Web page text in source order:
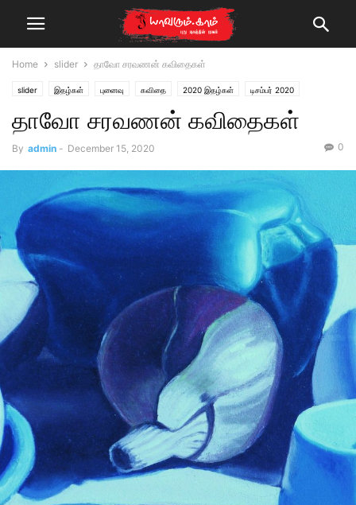
Home slider தாவோ சரவணன் கவிதைகள்
slider இதழ்கள் புனைவு கவிதை 2020 இதழ்கள் டிசம்பர் 2020
இலக்கியம்
தாவோ சரவணன் கவிதைகள்
By admin - December 15, 2020 0